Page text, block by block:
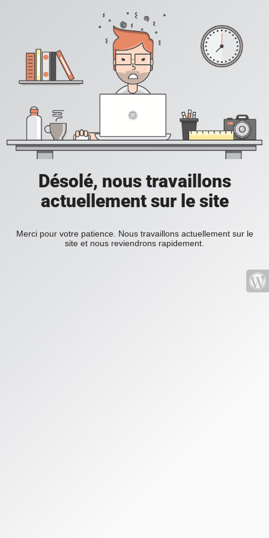
Désolé, nous travaillons
actuellement sur le site
Merci pour votre patience. Nous travaillons actuellement sur le
site et nous reviendrons rapidement.